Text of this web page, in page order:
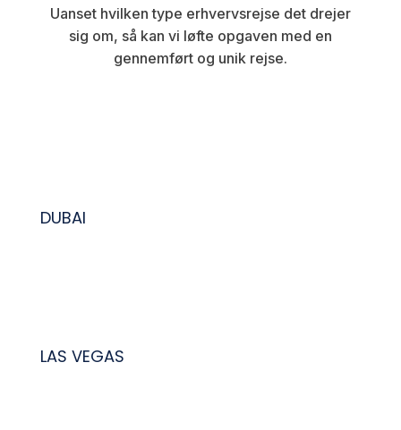
KICKOFFS, SOMMERFESTER, JULEFROKOSTER OG ALT
DERIMELLEM I DANMARK.
Uanset hvilken type erhvervsrejse det drejer
sig om, så kan vi løfte opgaven med en
gennemført og unik rejse.
DUBAI
LAS VEGAS